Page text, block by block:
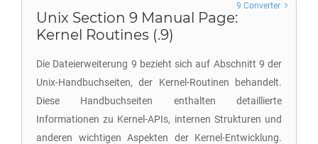
Unix Section 9 Manual Page:
Kernel Routines (.9)
Die Dateierweiterung 9 bezieht sich auf Abschnitt 9 der
Unix-Handbuchseiten, der Kernel-Routinen behandelt.
Diese Handbuchseiten enthalten detaillierte
Informationen zu Kernel-APIs, internen Strukturen und
anderen wichtigen Aspekten der Kernel-Entwicklung.
9 Converter